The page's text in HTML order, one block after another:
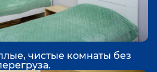
чистые комнаты без